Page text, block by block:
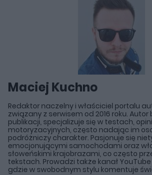
Maciej Kuchno
Redaktor naczelny i właściciel portalu
związany z serwisem od 2016 roku. Autor
publikacji, specjalizuje się w testach,
motoryzacyjnych, często nadając im
podróżniczy charakter. Pasjonuje się
emocjonującymi samochodami oraz
słoweńskimi krajobrazami, co często
tekstach. Prowadzi także kanał YouTube
gdzie w swobodnym stylu komentuje